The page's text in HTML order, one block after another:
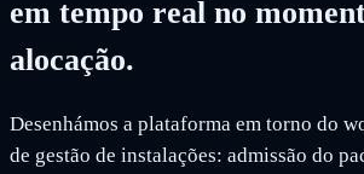
em tempo real no
alocação.
Desenhámos a plataforma em torno do
de gestão de instalações: admissão do